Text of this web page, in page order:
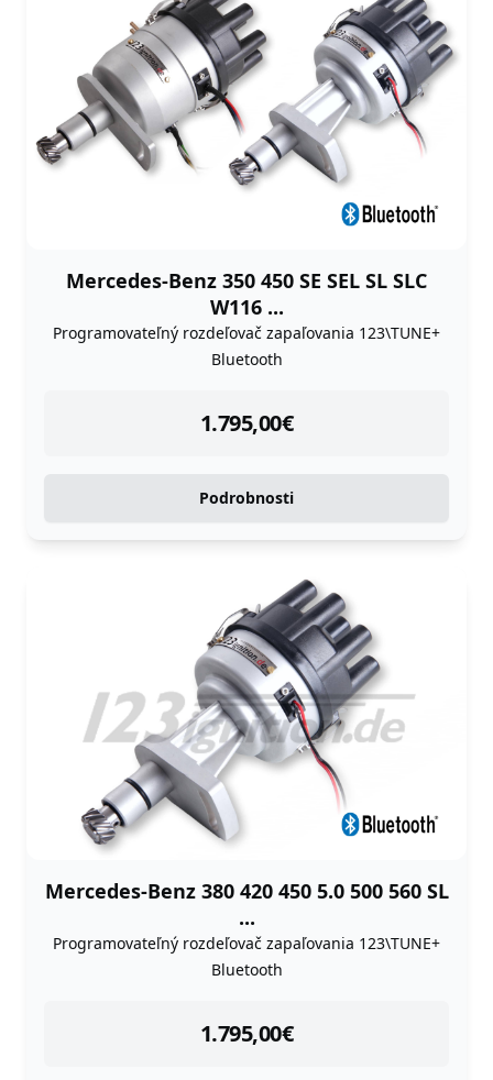
Mercedes-Benz 350 450 SE SEL SL SLC
W116 ...
Programovateľný rozdeľovač zapaľovania 123\TUNE+
Bluetooth
1.795,00€
instock
Podrobnosti
Mercedes-Benz 380 420 450 5.0 500 560 SL
...
Programovateľný rozdeľovač zapaľovania 123\TUNE+
Bluetooth
1.795,00€
instock